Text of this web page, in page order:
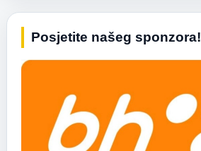
Posjetite našeg sponzora!